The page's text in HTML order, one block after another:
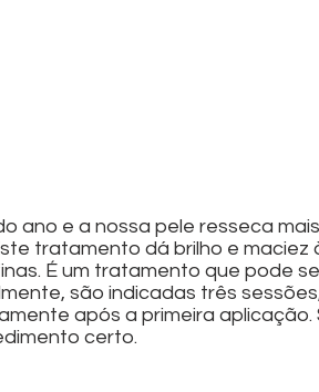
ano e a nossa pele resseca mais
tratamento dá brilho e maciez
É um tratamento que pode
são indicadas três
após a primeira aplicação.
certo.